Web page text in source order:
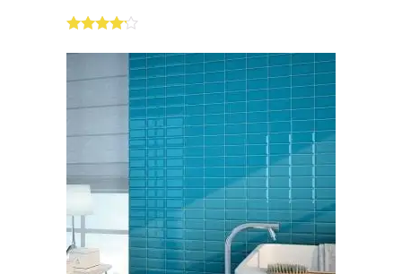
con4.00